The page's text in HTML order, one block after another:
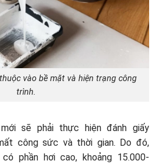
vào bề mặt và hiện trạng công
trình.
sẽ phải thực hiện đánh giấy
công sức và thời gian. Do đó,
phần hơi cao, khoảng 15.000-